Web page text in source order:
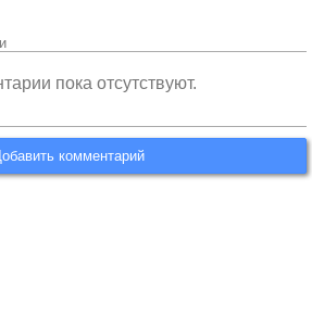
пока отсутствуют.
комментарий